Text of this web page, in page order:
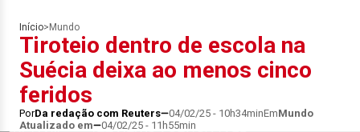
Início> Mundo
Tiroteio dentro de escola na
Suécia deixa ao menos cinco
feridos
PorDa redação com Reuters 04/02/25 - 10h34minEmMundo
Atualizado em
04/02/25 - 11h55min